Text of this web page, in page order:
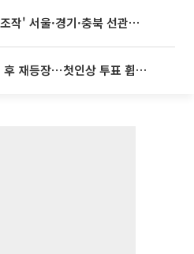
·경기·충북 선관위 등 추가 압수수색
‘나솔사계’ 국화, 결별 후 재등장⋯첫인상 투표 휩쓸고 ‘인기녀’ 등극